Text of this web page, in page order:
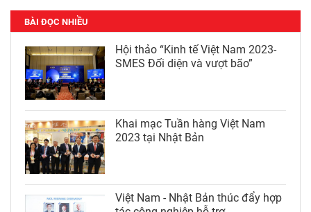
BÀI ĐỌC NHIỀU
Hội thảo “Kinh tế Việt Nam 2023-
SMES Đối diện và vượt bão”
Khai mạc Tuần hàng Việt Nam
2023 tại Nhật Bản
Việt Nam - Nhật Bản thúc đẩy hợp